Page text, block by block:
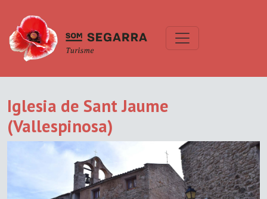
Iglesia de Sant Jaume
(Vallespinosa)